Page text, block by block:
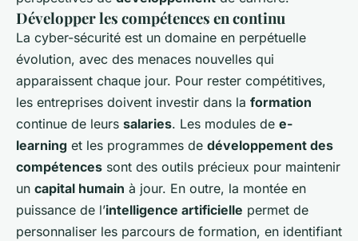
Développer les compétences en continu
La cyber-sécurité est un domaine en perpétuelle
évolution, avec des menaces nouvelles qui
apparaissent chaque jour. Pour rester compétitives,
les entreprises doivent investir dans la formation
continue de leurs salaries. Les modules de e-
learning et les programmes de développement des
compétences sont des outils précieux pour maintenir
un capital humain à jour. En outre, la montée en
puissance de l’intelligence artificielle permet de
personnaliser les parcours de formation, en identifiant